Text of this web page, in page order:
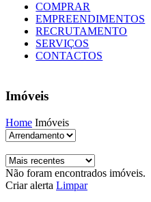
COMPRAR
EMPREENDIMENTOS
RECRUTAMENTO
SERVIÇOS
CONTACTOS
Imóveis
Home Imóveis
Não foram encontrados imóveis.
Criar alerta Limpar